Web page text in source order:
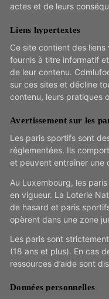
actes et de leurs
Liens hypertextes
Ce site contient des
fournis à titre informatif
de leur contenu.
sur ces sites et décline
contenu, leurs pratiques
Avertissement sur les
Les paris sportifs sont
réglementées. Ils
et peuvent entraîner une
Au Luxembourg, les
en vigueur. La Loterie
de hasard et paris
opèrent dans une zone
Les paris sont
(18 ans et plus). En cas
ressources d’aide sont
Données personnelles